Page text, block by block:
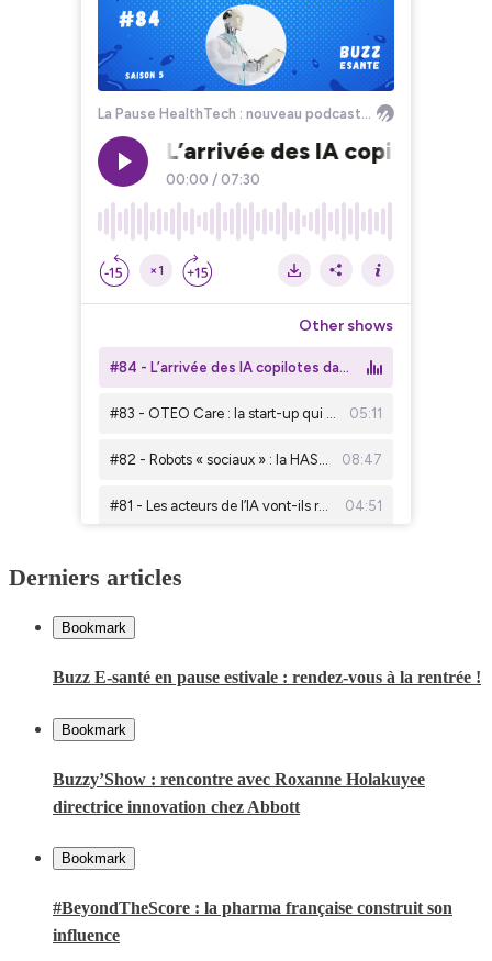
Derniers articles
Bookmark
Buzz E-santé en pause estivale : rendez-vous à la rentrée !
Bookmark
Buzzy’Show : rencontre avec Roxanne Holakuyee
directrice innovation chez Abbott
Bookmark
#BeyondTheScore : la pharma française construit son
influence